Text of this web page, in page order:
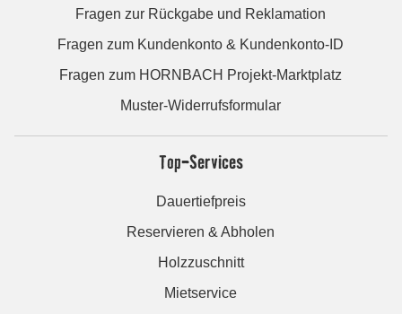
Fragen zur Rückgabe und Reklamation
Fragen zum Kundenkonto & Kundenkonto-ID
Fragen zum HORNBACH Projekt-Marktplatz
Muster-Widerrufsformular
Top-Services
Dauertiefpreis
Reservieren & Abholen
Holzzuschnitt
Mietservice